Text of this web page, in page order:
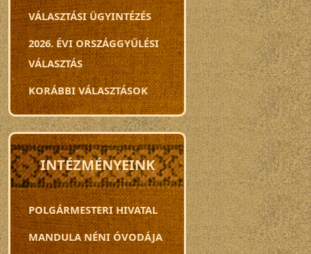
VÁLASZTÁSI ÜGYINTÉZÉS
2026. ÉVI ORSZÁGGYŰLÉSI
VÁLASZTÁS
KORÁBBI VÁLASZTÁSOK
INTÉZMÉNYEINK
POLGÁRMESTERI HIVATAL
MANDULA NÉNI ÓVODÁJA